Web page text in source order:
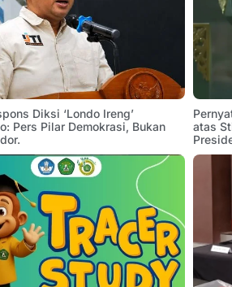
Diksi ‘Londo Ireng’
Pers Pilar Demokrasi, Bukan
atas